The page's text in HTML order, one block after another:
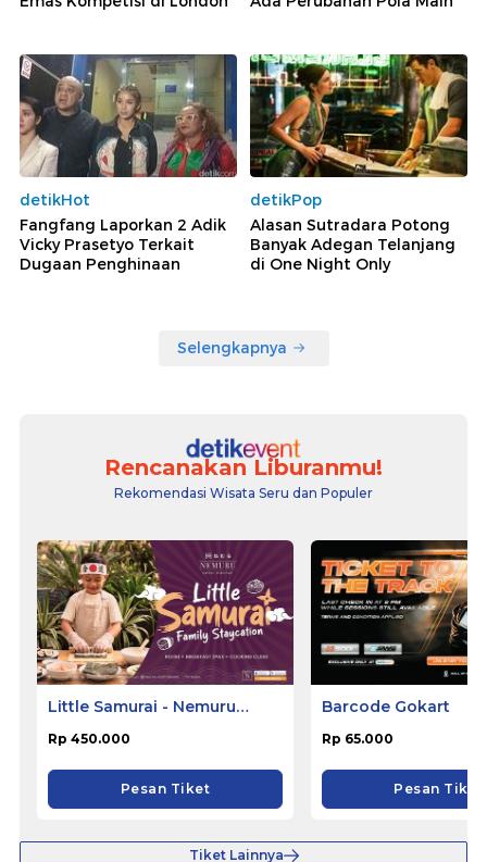
detikHot
Fangfang Laporkan 2 Adik
Vicky Prasetyo Terkait
Dugaan Penghinaan
detikPop
Alasan Sutradara Potong
Banyak Adegan Telanjang
di One Night Only
Selengkapnya
Rencanakan Liburanmu!
Rekomendasi Wisata Seru dan Populer
Little Samurai - Nemuru
Rp 450.000
Pesan Tiket
Barcode Gokart
Rp 65.000
Pesan Tiket
Tiket Lainnya